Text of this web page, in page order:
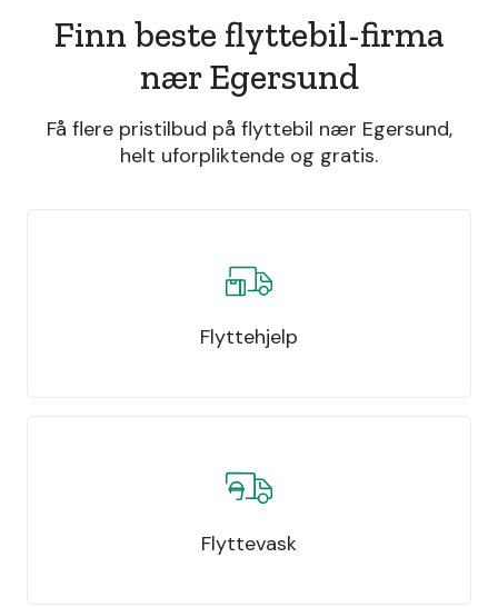
Finn beste flyttebil-firma
nær Egersund
Få flere pristilbud på flyttebil nær Egersund,
helt uforpliktende og gratis.
Flyttehjelp
Flyttevask